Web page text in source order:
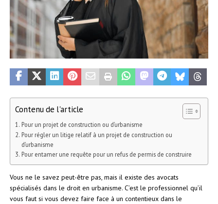
Contenu de l'article
Pour un projet de construction ou d’urbanisme
Pour régler un litige relatif à un projet de construction ou
d’urbanisme
Pour entamer une requête pour un refus de permis de construire
Vous ne le savez peut-être pas, mais il existe des avocats
spécialisés dans le droit en urbanisme. C’est le professionnel qu’il
vous faut si vous devez faire face à un contentieux dans le